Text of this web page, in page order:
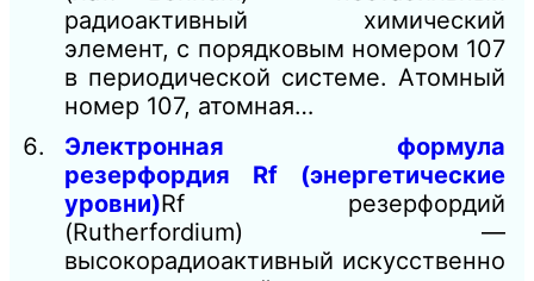
радиоактивный химический
элемент, с порядковым номером 107
в периодической системе. Атомный
номер 107, атомная…
Электронная формула
резерфордия Rf (энергетические
уровни)Rf резерфордий
(Rutherfordium) —
высокорадиоактивный искусственно